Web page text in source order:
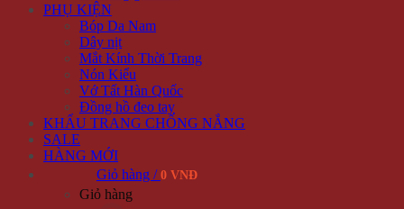
PHỤ KIỆN
Bóp Da Nam
Dây nịt
Mắt Kính Thời Trang
Nón Kiểu
Vớ Tất Hàn Quốc
Đồng hồ đeo tay
KHẨU TRANG CHỐNG NẮNG
SALE
HÀNG MỚI
Giỏ hàng / 0 VNĐ
Giỏ hàng